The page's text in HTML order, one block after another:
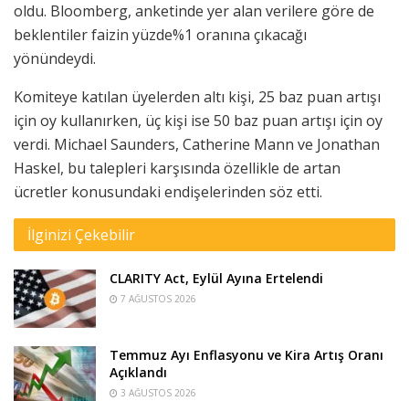
oldu. Bloomberg, anketinde yer alan verilere göre de
beklentiler faizin yüzde%1 oranına çıkacağı
yönündeydi.
Komiteye katılan üyelerden altı kişi, 25 baz puan artışı
için oy kullanırken, üç kişi ise 50 baz puan artışı için oy
verdi. Michael Saunders, Catherine Mann ve Jonathan
Haskel, bu talepleri karşısında özellikle de artan
ücretler konusundaki endişelerinden söz etti.
İlginizi Çekebilir
CLARITY Act, Eylül Ayına Ertelendi
7 AĞUSTOS 2026
Temmuz Ayı Enflasyonu ve Kira Artış Oranı
Açıklandı
3 AĞUSTOS 2026